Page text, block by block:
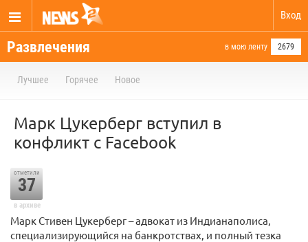
Вход
Развлечения в мою ленту 2679
Лучшее Горячее Новое
Марк Цукерберг вступил в
конфликт с Facebook
отметили
37
в архиве
Марк Стивен Цукерберг – адвокат из Индианаполиса,
специализирующийся на банкротствах, и полный тезка